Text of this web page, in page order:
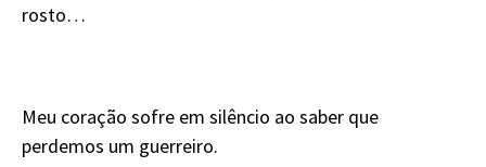
rosto…
Meu coração sofre em silêncio ao saber que
perdemos um guerreiro.